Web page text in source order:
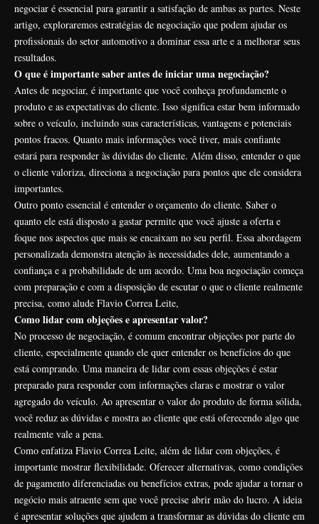
negociar é essencial para garantir a satisfação de ambas as partes. Neste
artigo, exploraremos estratégias de negociação que podem ajudar os
profissionais do setor automotivo a dominar essa arte e a melhorar seus
resultados.
O que é importante saber antes de iniciar uma negociação?
Antes de negociar, é importante que você conheça profundamente o
produto e as expectativas do cliente. Isso significa estar bem informado
sobre o veículo, incluindo suas características, vantagens e potenciais
pontos fracos. Quanto mais informações você tiver, mais confiante
estará para responder às dúvidas do cliente. Além disso, entender o que
o cliente valoriza, direciona a negociação para pontos que ele considera
importantes.
Outro ponto essencial é entender o orçamento do cliente. Saber o
quanto ele está disposto a gastar permite que você ajuste a oferta e
foque nos aspectos que mais se encaixam no seu perfil. Essa abordagem
personalizada demonstra atenção às necessidades dele, aumentando a
confiança e a probabilidade de um acordo. Uma boa negociação começa
com preparação e com a disposição de escutar o que o cliente realmente
precisa, como alude Flavio Correa Leite,
Como lidar com objeções e apresentar valor?
No processo de negociação, é comum encontrar objeções por parte do
cliente, especialmente quando ele quer entender os benefícios do que
está comprando. Uma maneira de lidar com essas objeções é estar
preparado para responder com informações claras e mostrar o valor
agregado do veículo. Ao apresentar o valor do produto de forma sólida,
você reduz as dúvidas e mostra ao cliente que está oferecendo algo que
realmente vale a pena.
Como enfatiza Flavio Correa Leite, além de lidar com objeções, é
importante mostrar flexibilidade. Oferecer alternativas, como condições
de pagamento diferenciadas ou benefícios extras, pode ajudar a tornar o
negócio mais atraente sem que você precise abrir mão do lucro. A ideia
é apresentar soluções que ajudem a transformar as dúvidas do cliente em